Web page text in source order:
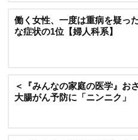
働く女性、一度は重病を疑っ
な症状の1位【婦人科系】
＜『みんなの家庭の医学』お
大腸がん予防に「ニンニク」